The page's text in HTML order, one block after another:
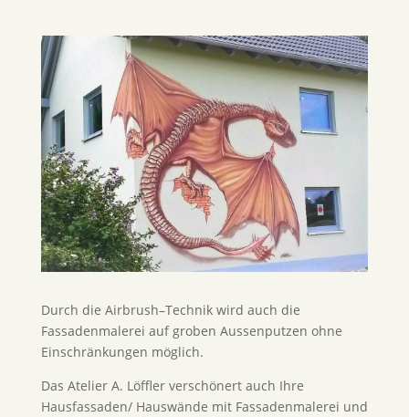
Durch die Airbrush–Technik wird auch die
Fassadenmalerei auf groben Aussenputzen ohne
Einschränkungen möglich.
Das Atelier A. Löffler verschönert auch Ihre
Hausfassaden/ Hauswände mit Fassadenmalerei und